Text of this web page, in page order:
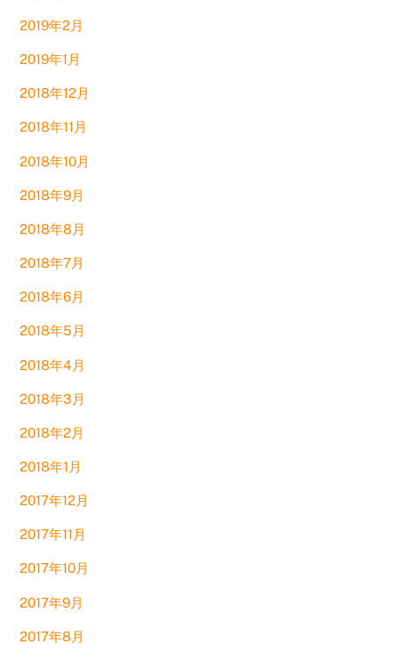
2019年2月
2019年1月
2018年12月
2018年11月
2018年10月
2018年9月
2018年8月
2018年7月
2018年6月
2018年5月
2018年4月
2018年3月
2018年2月
2018年1月
2017年12月
2017年11月
2017年10月
2017年9月
2017年8月